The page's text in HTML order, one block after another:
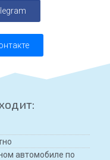
автомобиле по